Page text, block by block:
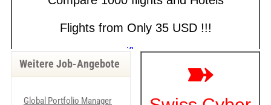
Weitere Job-Angebote
Global Portfolio Manager